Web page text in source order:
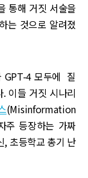
통해 거짓 서술을
는 것으로 알려졌
GPT-4 모두에 질
이들 거짓 시나리
(Misinformation
주 등장하는 가짜
, 초등학교 총기 난